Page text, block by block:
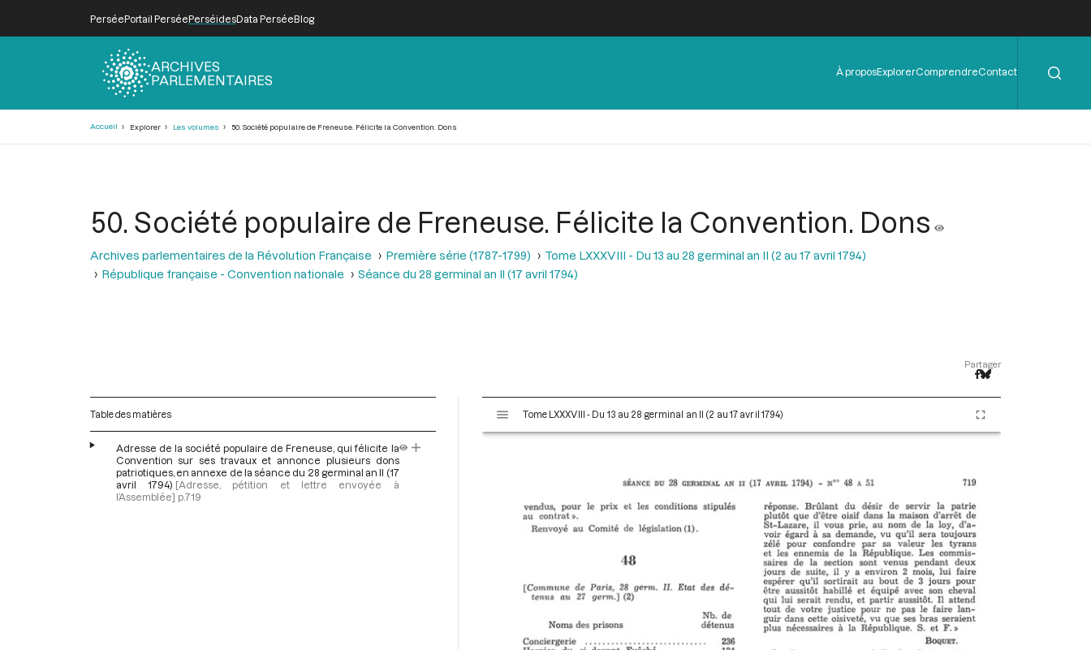
PerséePortail PerséePerséidesData PerséeBlog
ARCHIVES
PARLEMENTAIRES
Menu
de
À proposExplorerComprendreContact
Accueil Explorer Les volumes 50. Société populaire de Freneuse. Félicite la Convention. Dons
50. Société populaire de Freneuse. Félicite la Convention. Dons
Archives parlementaires de la Révolution Française Première série (1787-1799)
Tome LXXXVIII - Du 13 au 28 germinal an II (2 au 17 avril 1794)
République française - Convention nationale
Séance du 28 germinal an Il (17 avril 1794)
Partager
Table des matières
Adresse de la société populaire de Freneuse, qui félicite la
Convention sur ses travaux et annonce plusieurs dons
patriotiques, en annexe de la séance du 28 germinal an II (17
avril 1794) [Adresse, pétition et lettre envoyée à
l’Assemblée] p.719
s
Tome LXXXVIII - Du 13 au 28 germinal an II (2 au 17 avril 1794)